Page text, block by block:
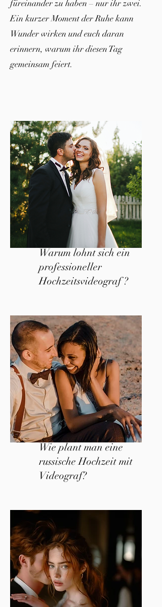
füreinander zu haben – nur ihr zwei.
Ein kurzer Moment der Ruhe kann
Wunder wirken und euch daran
erinnern, warum ihr diesen Tag
gemeinsam feiert.
Warum lohnt sich ein
professioneller
Hochzeitsvideograf ?
Wie plant man eine
russische Hochzeit mit
Videograf?